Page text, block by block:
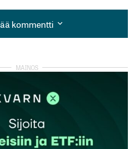
kommentti
kommentti
kirjautua